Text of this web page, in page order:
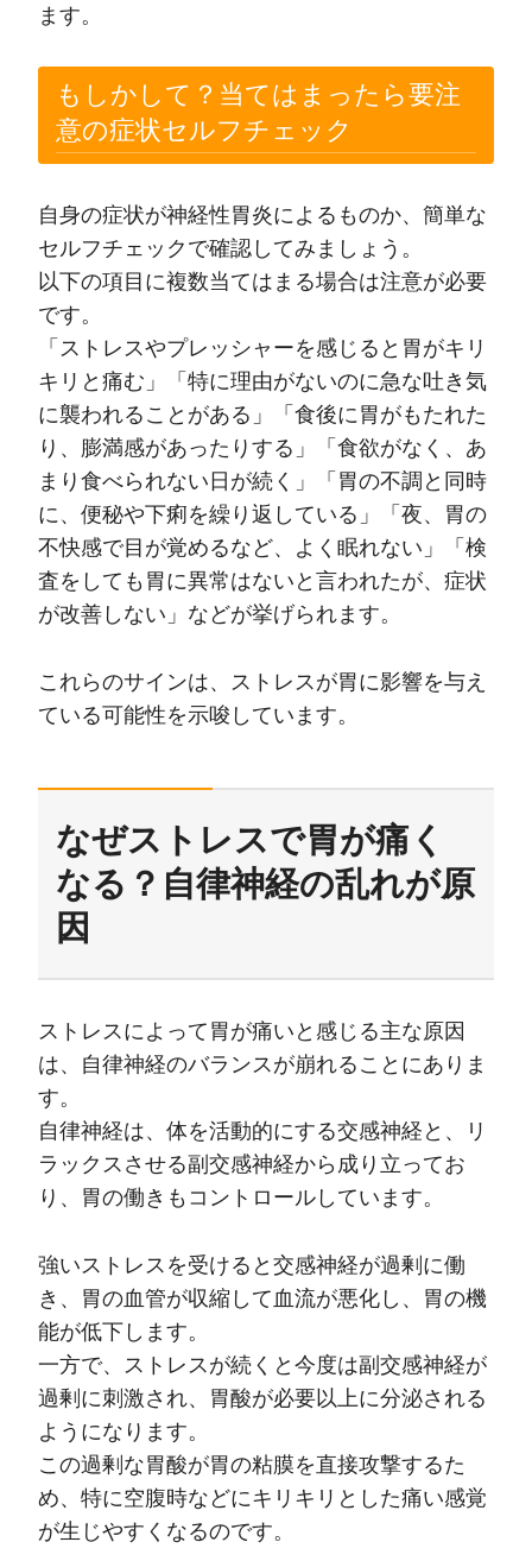
ます。
もしかして？当てはまったら要注
意の症状セルフチェック
自身の症状が神経性胃炎によるものか、簡単な
セルフチェックで確認してみましょう。
以下の項目に複数当てはまる場合は注意が必要
です。
「ストレスやプレッシャーを感じると胃がキリ
キリと痛む」「特に理由がないのに急な吐き気
に襲われることがある」「食後に胃がもたれた
り、膨満感があったりする」「食欲がなく、あ
まり食べられない日が続く」「胃の不調と同時
に、便秘や下痢を繰り返している」「夜、胃の
不快感で目が覚めるなど、よく眠れない」「検
査をしても胃に異常はないと言われたが、症状
が改善しない」などが挙げられます。
これらのサインは、ストレスが胃に影響を与え
ている可能性を示唆しています。
なぜストレスで胃が痛く
なる？自律神経の乱れが原
因
ストレスによって胃が痛いと感じる主な原因
は、自律神経のバランスが崩れることにありま
す。
自律神経は、体を活動的にする交感神経と、リ
ラックスさせる副交感神経から成り立ってお
り、胃の働きもコントロールしています。
強いストレスを受けると交感神経が過剰に働
き、胃の血管が収縮して血流が悪化し、胃の機
能が低下します。
一方で、ストレスが続くと今度は副交感神経が
過剰に刺激され、胃酸が必要以上に分泌される
ようになります。
この過剰な胃酸が胃の粘膜を直接攻撃するた
め、特に空腹時などにキリキリとした痛い感覚
が生じやすくなるのです。